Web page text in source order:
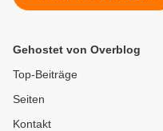
Gehostet von Overblog
Top-Beiträge
Seiten
Kontakt